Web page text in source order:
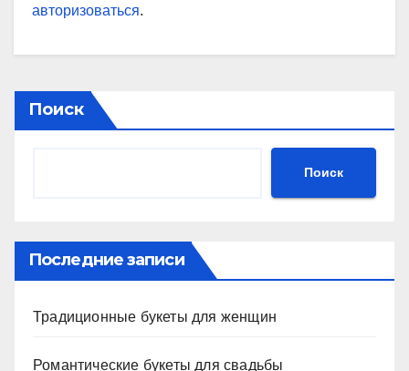
авторизоваться.
Поиск
Поиск
Последние записи
Традиционные букеты для женщин
Романтические букеты для свадьбы